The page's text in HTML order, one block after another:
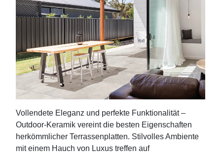
Vollendete Eleganz und perfekte Funktionalität –
Outdoor-Keramik vereint die besten Eigenschaften
herkömmlicher Terrassenplatten. Stilvolles Ambiente
mit einem Hauch von Luxus treffen auf